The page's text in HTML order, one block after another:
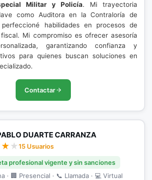
Militar y Policía. Mi trayectoria
como Auditora en la Contraloría de
habilidades en procesos de
fiscal. Mi compromiso es ofrecer asesoría
garantizando confianza y
para quienes buscan soluciones en
Contactar
DUARTE CARRANZA
15 Usuarios
profesional vigente y sin sanciones
· 🏢 Presencial · 📞 Llamada · 💻 Virtual